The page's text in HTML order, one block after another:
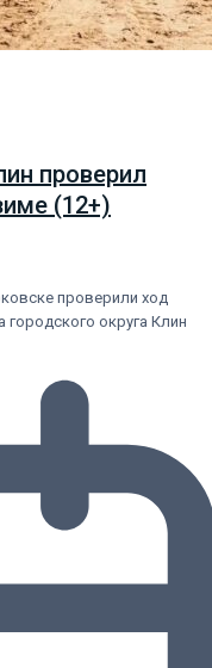
проверил
(12+)
проверили ход
городского округа Клин